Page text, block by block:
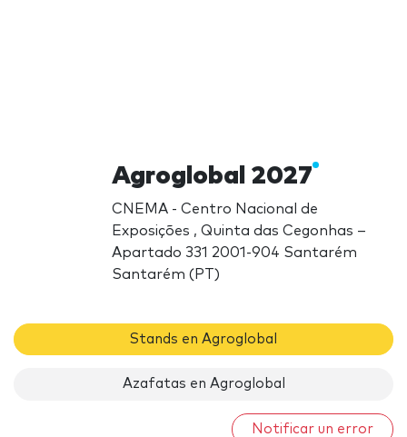
Agroglobal 2027
CNEMA - Centro Nacional de
Exposições , Quinta das Cegonhas –
Apartado 331 2001-904 Santarém
Santarém (PT)
Stands en Agroglobal
Azafatas en Agroglobal
Notificar un error